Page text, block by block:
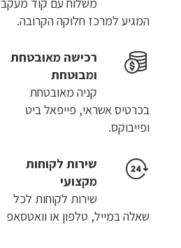
המגיע למרכז חלוקה הקרובה.
רכישה​ ​מאובטחת
ומבוטחת
קניה מאובטחת
בכרטיס אשראי, פייפאל ביט
ופייבוקס.
שירות לקוחות
מקצועי
שירות לקוחות לכל
שאלה במייל, טלפון או וואטסאפ